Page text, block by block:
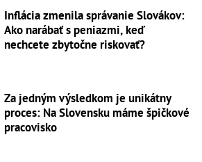
Inflácia zmenila správanie Slovákov:
Ako narábať s peniazmi, keď
nechcete zbytočne riskovať?
Za jedným výsledkom je unikátny
proces: Na Slovensku máme špičkové
pracovisko